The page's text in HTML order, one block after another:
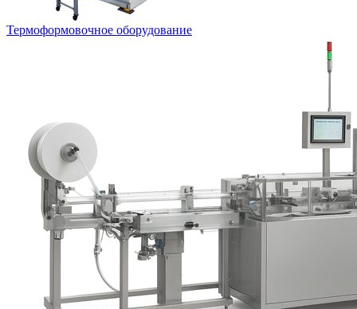
Термоформовочное оборудование